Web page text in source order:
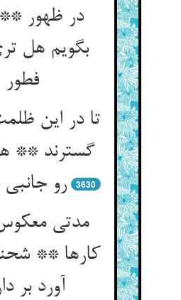
در ظهور
بگویم هل
فطور
تا در این
گسترند **
رو جانبی
3630
مدتی
کارها **
آورد بر